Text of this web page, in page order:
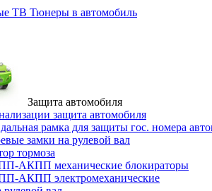
ТВ Тюнеры в автомобиль
Защита автомобиля
защита автомобиля
рамка для защиты гос. номера
замки на рулевой вал
тормоза
АКПП механические блокираторы
АКПП электромеханические